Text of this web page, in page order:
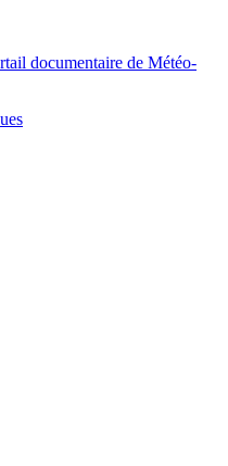
documentaire de Météo-